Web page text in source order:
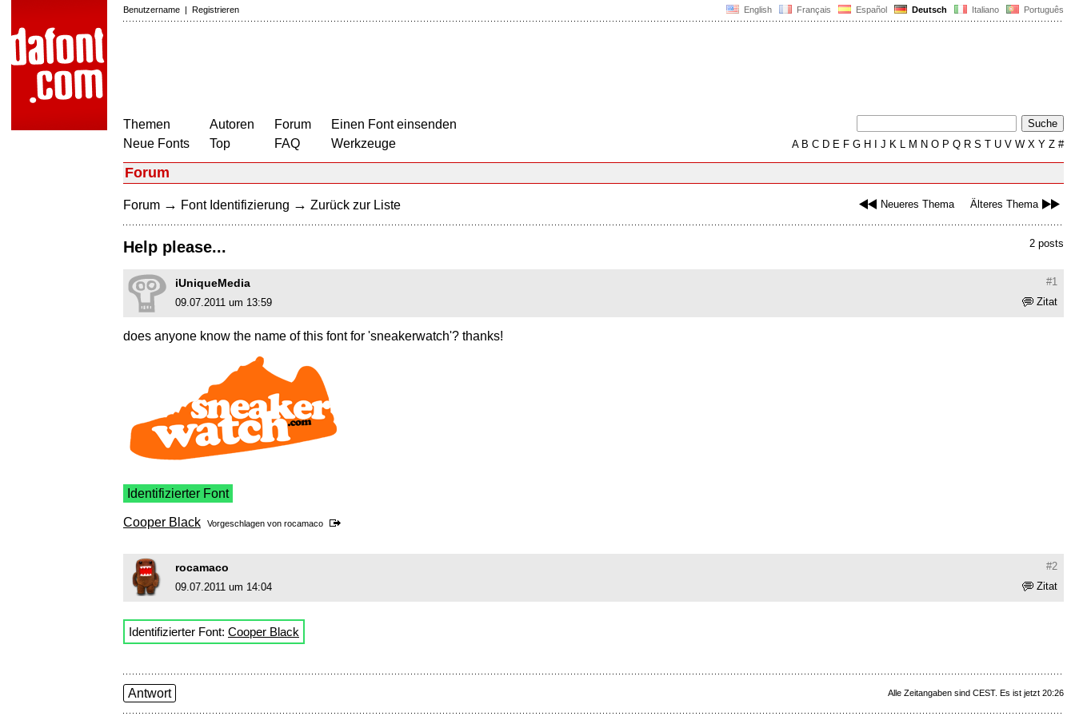
English Français Español Deutsch Italiano Português
Benutzername | Registrieren
Themen
Neue Fonts
Autoren
Top
Forum
FAQ
Einen Font einsenden
Werkzeuge
AB C D E F G H J K L M N O P Q R S T U V W X Y Z #
Forum
Neueres Thema Älteres Thema
Forum → Font Identifizierung → Zurück zur Liste
2 posts
Help please...
#1
iUniqueMedia
Zitat
09.07.2011 um 13:59
does anyone know the name of this font for 'sneakerwatch'? thanks!
Identifizierter Font
Cooper Black Vorgeschlagen von rocamaco
#2
rocamaco
Zitat
09.07.2011 um 14:04
Identifizierter Font: Cooper Black
Alle Zeitangaben sind CEST. Es ist jetzt 20:26
Antwort